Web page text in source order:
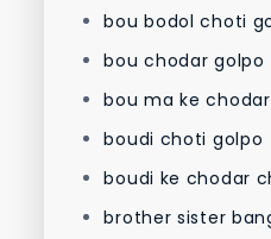
bou bodol choti
bou chodar golpo
bou ma ke
boudi choti golpo
boudi ke chodar
brother sister